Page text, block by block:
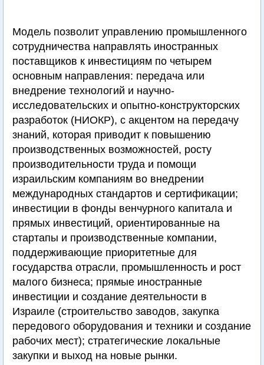
Модель позволит управлению промышленного
сотрудничества направлять иностранных
поставщиков к инвестициям по четырем
основным направления: передача или
внедрение технологий и научно-
исследовательских и опытно-конструкторских
разработок (НИОКР), с акцентом на передачу
знаний, которая приводит к повышению
производственных возможностей, росту
производительности труда и помощи
израильским компаниям во внедрении
международных стандартов и сертификации;
инвестиции в фонды венчурного капитала и
прямых инвестиций, ориентированные на
стартапы и производственные компании,
поддерживающие приоритетные для
государства отрасли, промышленность и рост
малого бизнеса; прямые иностранные
инвестиции и создание деятельности в
Израиле (строительство заводов, закупка
передового оборудования и техники и создание
рабочих мест); стратегические локальные
закупки и выход на новые рынки.